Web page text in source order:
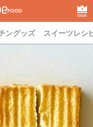
FOOD
RANK
ングッズ スイーツレシ